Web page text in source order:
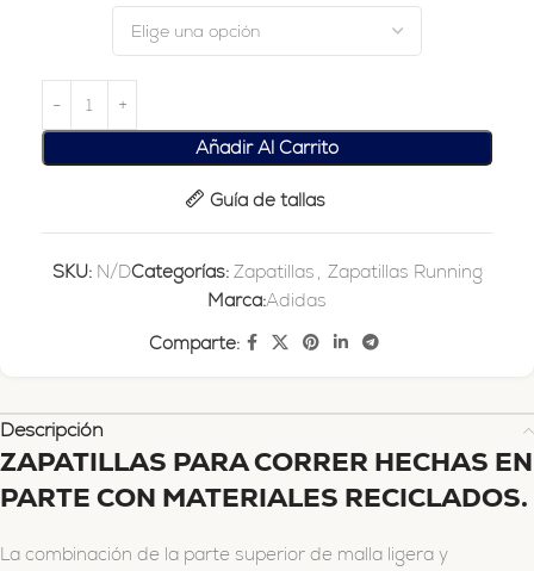
Añadir Al Carrito
Guía de tallas
SKU: N/DCategorías: Zapatillas , Zapatillas Running
Marca:Adidas
Comparte:
Descripción
ZAPATILLAS PARA CORRER HECHAS EN
PARTE CON MATERIALES RECICLADOS.
La combinación de la parte superior de malla ligera y